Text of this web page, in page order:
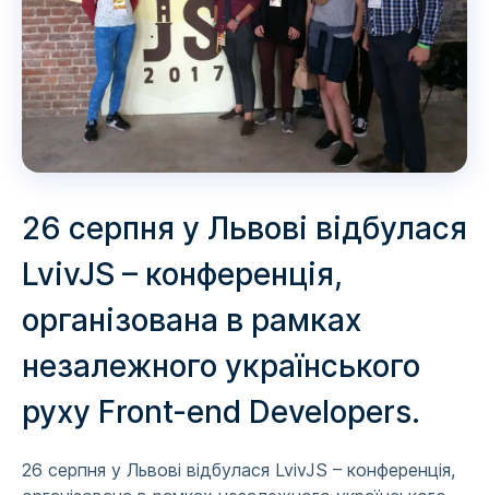
26 серпня у Львові відбулася
LvivJS – конференція,
організована в рамках
незалежного українського
руху Front-end Developers.
26 серпня у Львові відбулася LvivJS – конференція,